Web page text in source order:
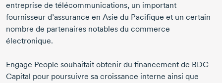
entreprise de télécommunications, un important
fournisseur d’assurance en Asie du Pacifique et un certain
nombre de partenaires notables du commerce
électronique.
Engage People souhaitait obtenir du financement de BDC
Capital pour poursuivre sa croissance interne ainsi que